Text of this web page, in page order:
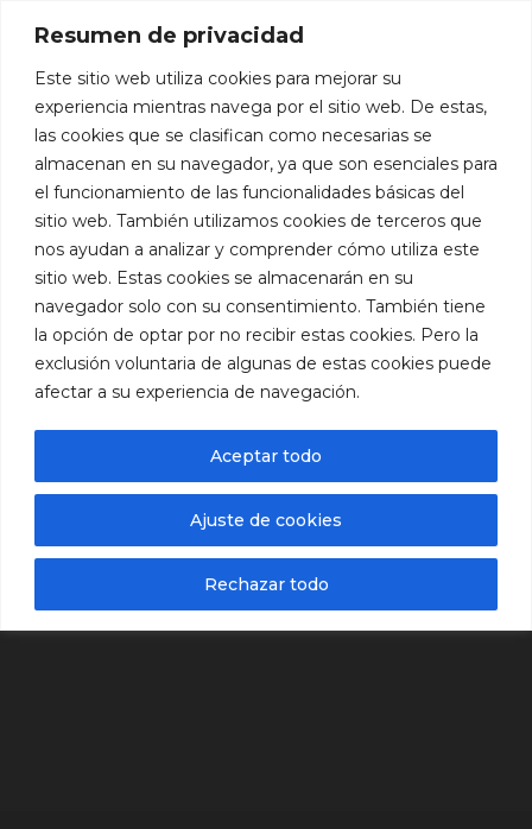
Resumen de privacidad
Este sitio web utiliza cookies para mejorar su
experiencia mientras navega por el sitio web. De estas,
las cookies que se clasifican como necesarias se
almacenan en su navegador, ya que son esenciales para
el funcionamiento de las funcionalidades básicas del
sitio web. También utilizamos cookies de terceros que
nos ayudan a analizar y comprender cómo utiliza este
sitio web. Estas cookies se almacenarán en su
navegador solo con su consentimiento. También tiene
la opción de optar por no recibir estas cookies. Pero la
exclusión voluntaria de algunas de estas cookies puede
afectar a su experiencia de navegación.
Ajuste de cookies
Rechazar todo
Aceptar todo
vídeo
Buscar: